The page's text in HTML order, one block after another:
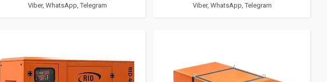
Viber, WhatsApp, Telegram Viber, WhatsApp, Telegram